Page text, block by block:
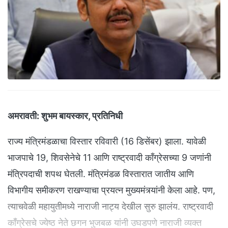
अमरावती: शुभम बायस्कार, प्रतिनिधी
राज्य मंत्रिमंडळाचा विस्तार रविवारी (16 डिसेंबर) झाला. यावेळी
भाजपाचे 19, शिवसेनेचे 11 आणि राष्ट्रवादी काँग्रेसच्या 9 जणांनी
मंत्रिपदाची शपथ घेतली. मंत्रिमंडळ विस्तारात जातीय आणि
विभागीय समीकरण राखण्याचा प्रयत्न मुख्यमंत्र्यांनी केला आहे. पण,
त्याचवेळी महायुतीमध्ये नाराजी नाट्य देखील सुरु झालंय. राष्ट्रवादी
काँग्रेसचे ज्येष्ठ नेते छगन भुजबळ यांनी उघडपणे नाराजी व्यक्त